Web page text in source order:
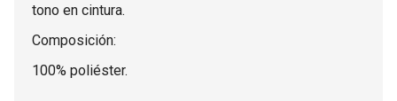
tono en cintura.
Composición:
100% poliéster.